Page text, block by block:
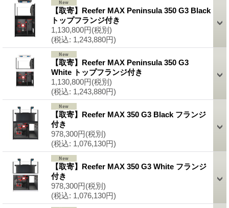
【取寄】Reefer MAX Peninsula 350 G3 Black
トップフランジ付き
1,130,800円(税別)
(税込: 1,243,880円)
【取寄】Reefer MAX Peninsula 350 G3
White トップフランジ付き
1,130,800円(税別)
(税込: 1,243,880円)
【取寄】Reefer MAX 350 G3 Black フランジ
付き
978,300円(税別)
(税込: 1,076,130円)
【取寄】Reefer MAX 350 G3 White フランジ
付き
978,300円(税別)
(税込: 1,076,130円)